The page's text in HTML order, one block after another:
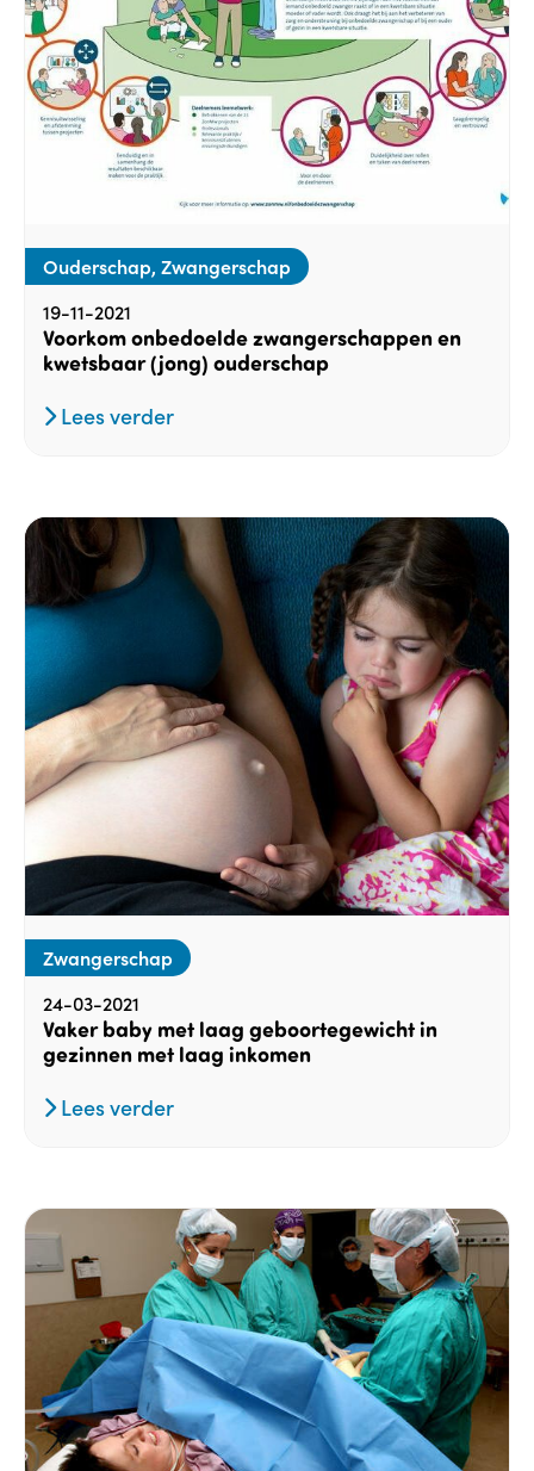
Ouderschap, Zwangerschap
19-11-2021
Voorkom onbedoelde zwangerschappen en
kwetsbaar (jong) ouderschap
Lees verder
Zwangerschap
24-03-2021
Vaker baby met laag geboortegewicht in
gezinnen met laag inkomen
Lees verder